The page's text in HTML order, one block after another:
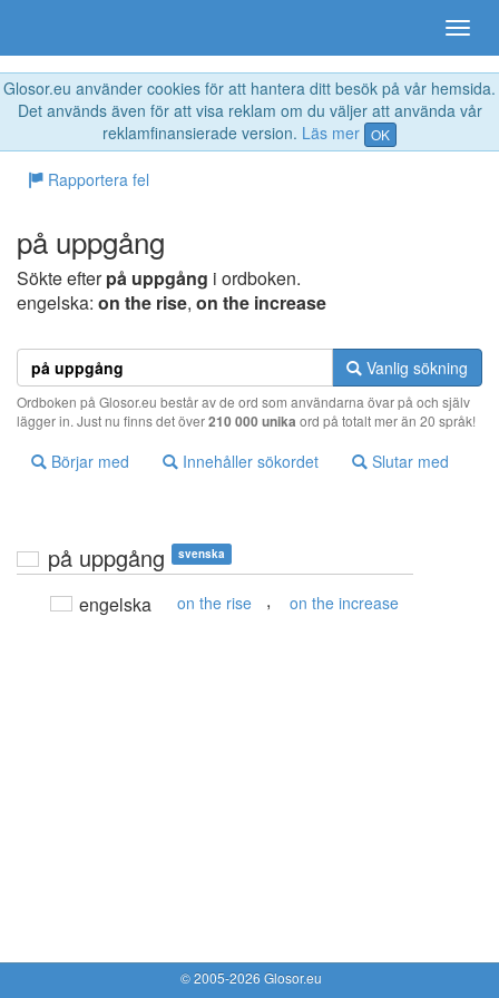
Glosor.eu använder cookies för att hantera ditt besök på vår hemsida.
Det används även för att visa reklam om du väljer att använda vår
reklamfinansierade version. Läs mer OK
Rapportera fel
på uppgång
Sökte efterpå uppgång i ordboken.
engelska: on the rise, on the increase
Vanlig sökning
Ordboken på Glosor.eu består av de ord som användarna övar på och själv
lägger in. Just nu finns det över210 000 unika ord på totalt mer än 20 språk!
Börjar med Innehåller sökordet Slutar med
på uppgång svenska
engelska on the rise , on the increase
© 2005-2026 Glosor.eu